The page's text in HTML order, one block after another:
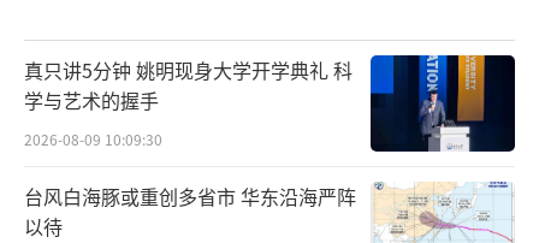
真只讲5分钟 姚明现身大学开学典礼 科
学与艺术的握手
2026-08-09 10:09:30
台风白海豚或重创多省市 华东沿海严阵
以待